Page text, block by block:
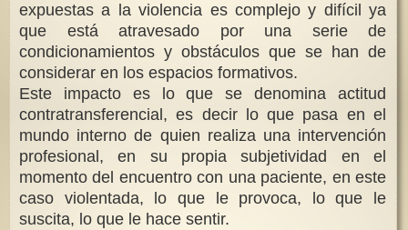
expuestas a la violencia es complejo y difícil ya
que está atravesado por una serie de
condicionamientos y obstáculos que se han de
considerar en los espacios formativos.
Este impacto es lo que se denomina actitud
contratransferencial, es decir lo que pasa en el
mundo interno de quien realiza una intervención
profesional, en su propia subjetividad en el
momento del encuentro con una paciente, en este
caso violentada, lo que le provoca, lo que le
suscita, lo que le hace sentir.